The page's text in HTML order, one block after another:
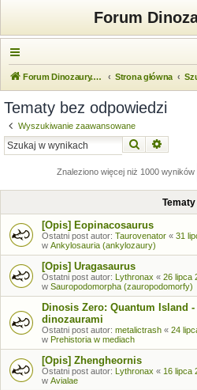
Forum
Forum Dinozaury.com Strona główna
Tematy bez odpowiedzi
Wyszukiwanie zaawansowane
Szukaj
Znaleziono więcej niż 1000 wyników
Tematy
[Opis] Eopinacosaurus
Ostatni post autor: Taurovenator « 31
w Ankylosauria (ankylozaury)
[Opis] Uragasaurus
Ostatni post autor: Lythronax « 26 lipca
w Sauropodomorpha (zauropodomorfy)
Dinosis Zero: Quantum Island
dinozaurami
Ostatni post autor: metalictrash « 24
w Prehistoria w mediach
[Opis] Zhengheornis
Ostatni post autor: Lythronax « 16 lipca
w Avialae